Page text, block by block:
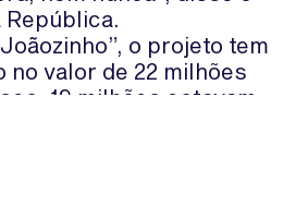
República.
o projeto tem
no valor de 22 milhões
19 milhões estavam